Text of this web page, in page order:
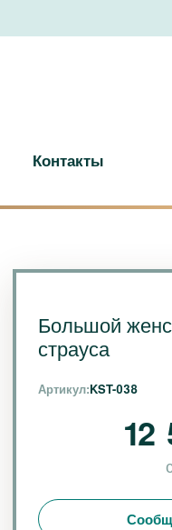
Контакты
Большой
страуса
Артикул:KST-038
12